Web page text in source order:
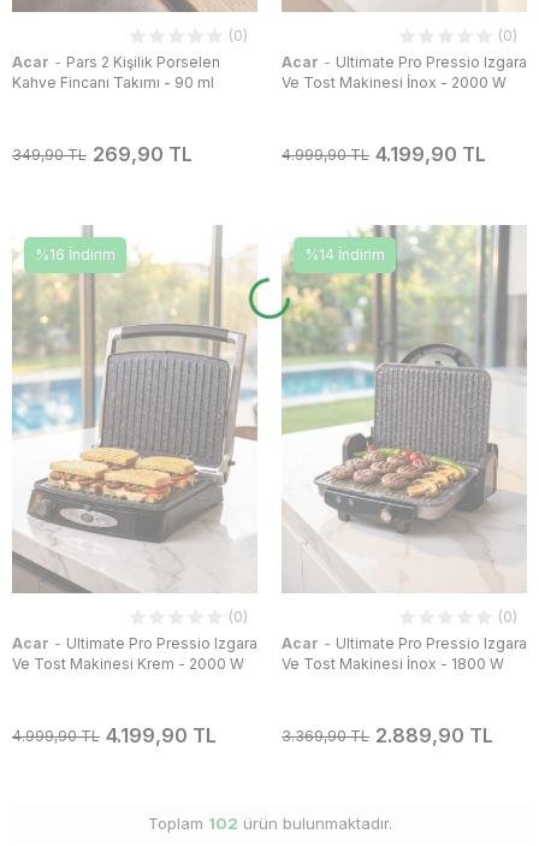
(0)
Acar - Pars 2 Kişilik Porselen
Kahve Fincanı Takımı - 90 ml
349,90 TL 269,90 TL
(0)
Acar - Ultimate Pro Pressio Izgara
Ve Tost Makinesi İnox - 2000 W
4.999,90 TL 4.199,90 TL
%16 İndirim
(0)
Acar - Ultimate Pro Pressio Izgara
Ve Tost Makinesi Krem - 2000 W
4.999,90 TL 4.199,90 TL
%14 İndirim
(0)
Acar - Ultimate Pro Pressio Izgara
Ve Tost Makinesi İnox - 1800 W
3.369,90 TL 2.889,90 TL
Toplam 102 ürün bulunmaktadır.